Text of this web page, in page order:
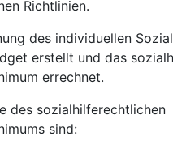
Richtlinien.
des individuellen
erstellt und das
errechnet.
des sozialhilferechtlichen
sind: